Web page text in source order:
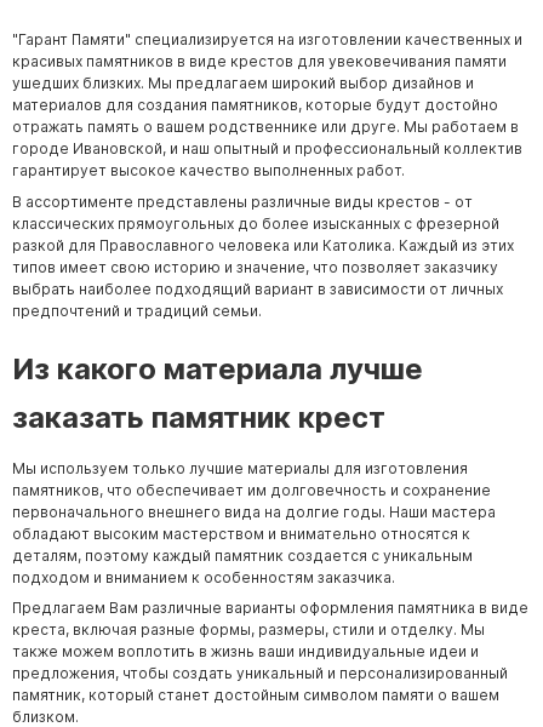
"Гарант Памяти" специализируется на изготовлении качественных и
красивых памятников в виде крестов для увековечивания памяти
ушедших близких. Мы предлагаем широкий выбор дизайнов и
материалов для создания памятников, которые будут достойно
отражать память о вашем родственнике или друге. Мы работаем в
городе Ивановской, и наш опытный и профессиональный коллектив
гарантирует высокое качество выполненных работ.
В ассортименте представлены различные виды крестов - от
классических прямоугольных до более изысканных с фрезерной
разкой для Православного человека или Католика. Каждый из этих
типов имеет свою историю и значение, что позволяет заказчику
выбрать наиболее подходящий вариант в зависимости от личных
предпочтений и традиций семьи.
Из какого материала лучше
заказать памятник крест
Мы используем только лучшие материалы для изготовления
памятников, что обеспечивает им долговечность и сохранение
первоначального внешнего вида на долгие годы. Наши мастера
обладают высоким мастерством и внимательно относятся к
деталям, поэтому каждый памятник создается с уникальным
подходом и вниманием к особенностям заказчика.
Предлагаем Вам различные варианты оформления памятника в виде
креста, включая разные формы, размеры, стили и отделку. Мы
также можем воплотить в жизнь ваши индивидуальные идеи и
предложения, чтобы создать уникальный и персонализированный
памятник, который станет достойным символом памяти о вашем
близком.